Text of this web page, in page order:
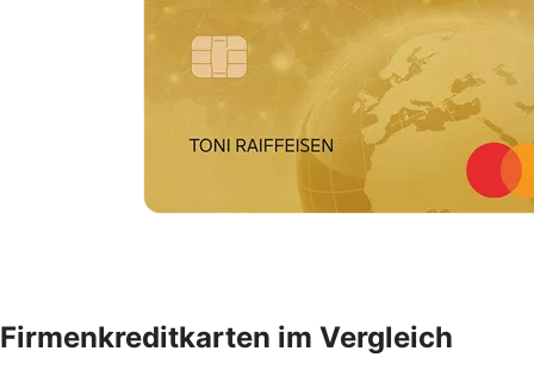
Firmenkreditkarten im Vergleich